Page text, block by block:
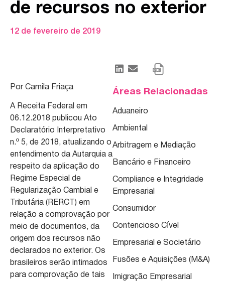
de recursos no exterior
12 de fevereiro de 2019
Por Camila Friaça
A Receita Federal em
06.12.2018 publicou Ato
Declaratório Interpretativo
n.º 5, de 2018, atualizando o
entendimento da Autarquia a
respeito da aplicação do
Regime Especial de
Regularização Cambial e
Tributária (RERCT) em
relação a comprovação por
meio de documentos, da
origem dos recursos não
declarados no exterior. Os
brasileiros serão intimados
para comprovação de tais
Áreas Relacionadas
Aduaneiro
Ambiental
Arbitragem e Mediação
Bancário e Financeiro
Compliance e Integridade
Empresarial
Consumidor
Contencioso Cível
Empresarial e Societário
Fusões e Aquisições (M&A)
Imigração Empresarial